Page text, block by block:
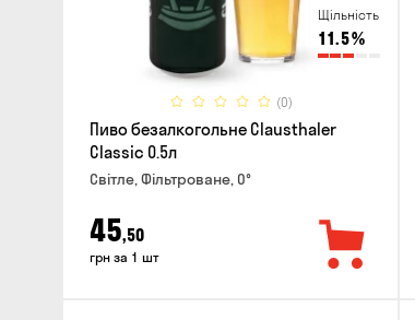
Щільність
11.5%
(0)
Пиво безалкогольне Clausthaler
Classic 0.5л
Світле, Фільтроване, 0°
45,50
грн за 1 шт